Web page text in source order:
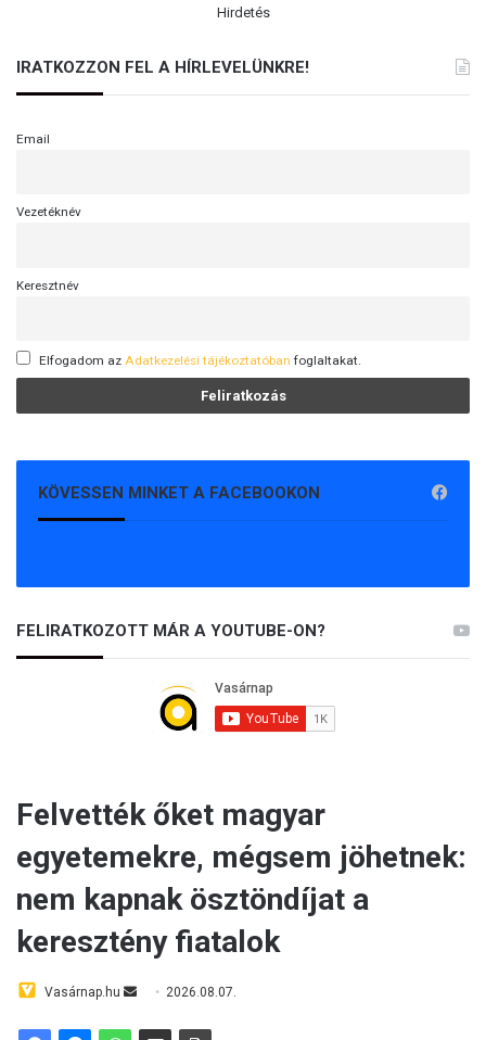
Hirdetés
IRATKOZZON FEL A HÍRLEVELÜNKRE!
Email
Vezetéknév
Keresztnév
Elfogadom az Adatkezelési tájékoztatóban foglaltakat.
KÖVESSEN MINKET A FACEBOOKON
FELIRATKOZOTT MÁR A YOUTUBE-ON?